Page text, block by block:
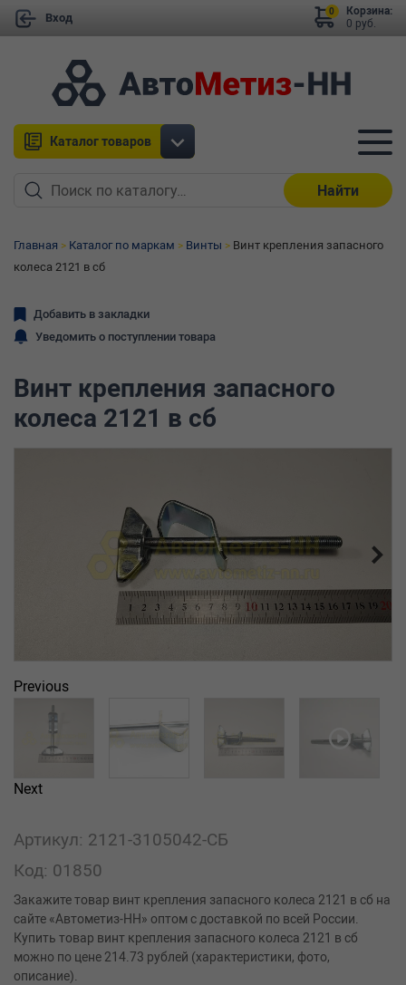
Вход
Корзина:
0 руб.
0
Каталог товаров
Найти
Главная Каталог по маркам Винты
Винт крепления запасного
колеса 2121 в сб
Добавить в закладки
Уведомить о поступлении товара
Винт крепления запасного
колеса 2121 в сб
Previous
Next
Артикул: 2121-3105042-СБ
Код: 01850
Закажите товар винт крепления запасного колеса 2121 в сб на
сайте «Автометиз-НН» оптом с доставкой по всей России.
Купить товар винт крепления запасного колеса 2121 в сб
можно по цене 214.73 рублей (характеристики, фото,
описание).